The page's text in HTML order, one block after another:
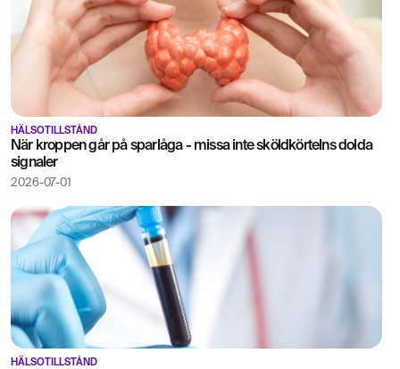
HÄLSOTILLSTÅND
När kroppen går på sparlåga - missa inte sköldkörtelns dolda
signaler
2026-07-01
HÄLSOTILLSTÅND